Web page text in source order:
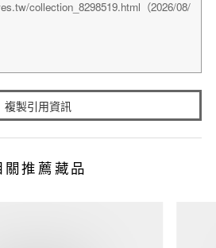
複製引用資訊
關推薦藏品